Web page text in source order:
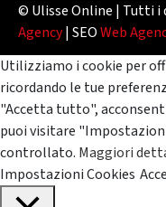
© Ulisse Online | Tutti
Agency| SEOWeb
Utilizziamo i cookie per
ricordando le tue
"Accetta tutto",
puoi visitare
controllato. Maggiori
Impostazioni Cookies